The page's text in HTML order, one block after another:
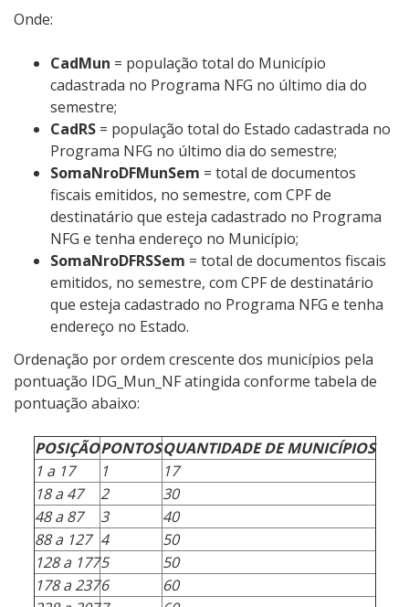
Onde:
CadMun = população total do Município
cadastrada no Programa NFG no último dia do
semestre;
CadRS = população total do Estado cadastrada no
Programa NFG no último dia do semestre;
SomaNroDFMunSem = total de documentos
fiscais emitidos, no semestre, com CPF de
destinatário que esteja cadastrado no Programa
NFG e tenha endereço no Município;
SomaNroDFRSSem = total de documentos fiscais
emitidos, no semestre, com CPF de destinatário
que esteja cadastrado no Programa NFG e tenha
endereço no Estado.
Ordenação por ordem crescente dos municípios pela
pontuação IDG_Mun_NF atingida conforme tabela de
pontuação abaixo:
POSIÇÃOPONTOSQUANTIDADE DE MUNICÍPIOS
1 a 17
1
17
18 a 47
2
30
48 a 87
3
40
88 a 127 4
50
128 a 1775
50
178 a 2376
60